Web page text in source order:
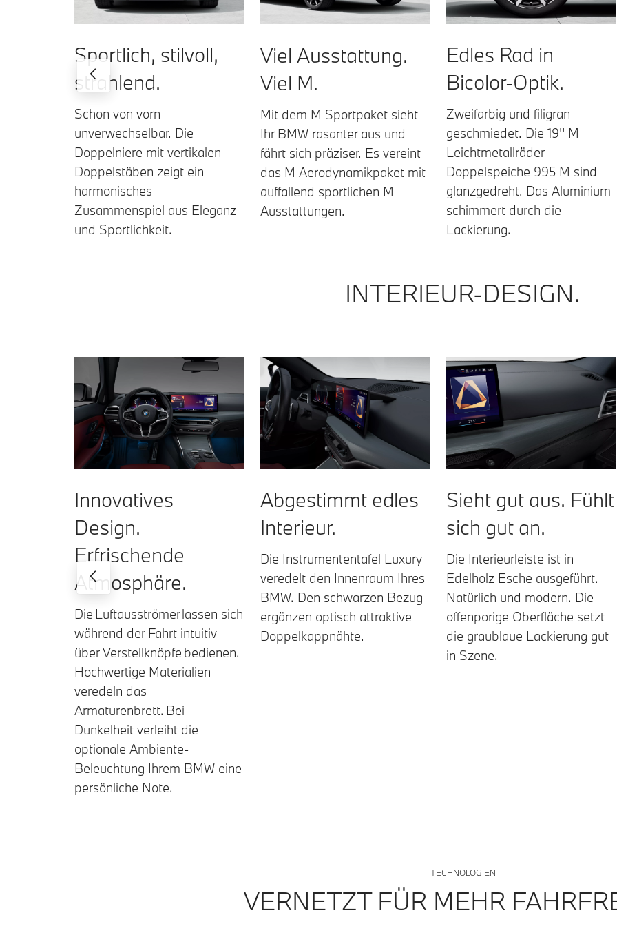
Sportlich, stilvoll,
strahlend.
Schon von vorn
unverwechselbar. Die
Doppelniere mit vertikalen
Doppelstäben zeigt ein
harmonisches
Zusammenspiel aus Eleganz
und Sportlichkeit.
Viel Ausstattung.
Viel M.
Mit dem M Sportpaket sieht
Ihr BMW rasanter aus und
fährt sich präziser. Es vereint
das M Aerodynamikpaket mit
auffallend sportlichen M
Ausstattungen.
Edles Rad in
Bicolor-Optik.
Zweifarbig und filigran
geschmiedet. Die 19'' M
Leichtmetallräder
Doppelspeiche 995 M sind
glanzgedreht. Das Aluminium
schimmert durch die
Lackierung.
INTERIEUR-DESIGN.
Innovatives
Design.
Erfrischende
Atmosphäre.
Die Luftausströmer lassen sich
während der Fahrt intuitiv
über Verstellknöpfe bedienen.
Hochwertige Materialien
veredeln das
Armaturenbrett. Bei
Dunkelheit verleiht die
optionale Ambiente-
Beleuchtung Ihrem BMW eine
persönliche Note.
Abgestimmt edles
Interieur.
Die Instrumententafel Luxury
veredelt den Innenraum Ihres
BMW. Den schwarzen Bezug
ergänzen optisch attraktive
Doppelkappnähte.
Sieht gut aus. Fühlt
sich gut an.
Die Interieurleiste ist in
Edelholz Esche ausgeführt.
Natürlich und modern. Die
offenporige Oberfläche setzt
die graublaue Lackierung gut
in Szene.
TECHNOLOGIEN
VERNETZT FÜR MEHR